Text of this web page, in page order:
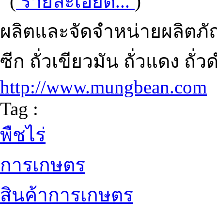
ผลิตและจัดจำหน่ายผลิตภั
ซีก ถั่วเขียวมัน ถั่วแดง ถั่ว
http://www.mungbean.com
Tag :
พืชไร่
การเกษตร
สินค้าการเกษตร